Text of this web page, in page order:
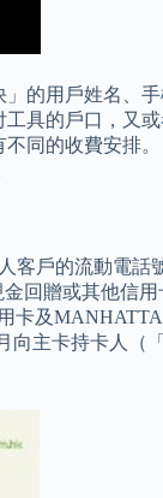
的用戶姓名、
具的戶口，又
同的收費安排
客戶的流動電話
回贈或其他信
卡及
向主卡持卡人